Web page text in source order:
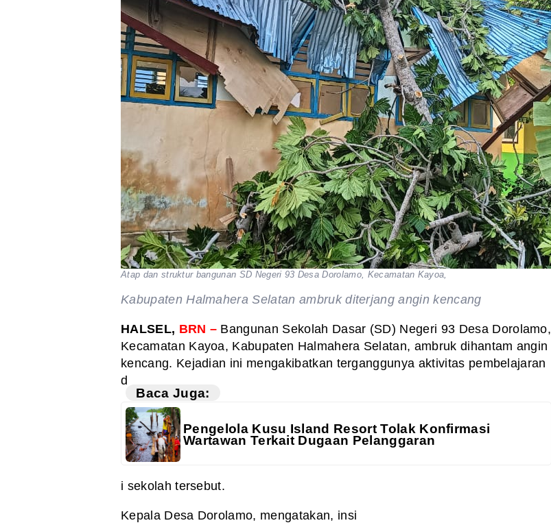
Atap dan struktur bangunan SD Negeri 93 Desa Dorolamo, Kecamatan Kayoa,
Kabupaten Halmahera Selatan ambruk diterjang angin kencang
HALSEL, BRN – Bangunan Sekolah Dasar (SD) Negeri 93 Desa Dorolamo,
Kecamatan Kayoa, Kabupaten Halmahera Selatan, ambruk dihantam angin
kencang. Kejadian ini mengakibatkan terganggunya aktivitas pembelajaran
d
Baca Juga:
Pengelola Kusu Island Resort Tolak Konfirmasi
Wartawan Terkait Dugaan Pelanggaran
i sekolah tersebut.
Kepala Desa Dorolamo, mengatakan, insi